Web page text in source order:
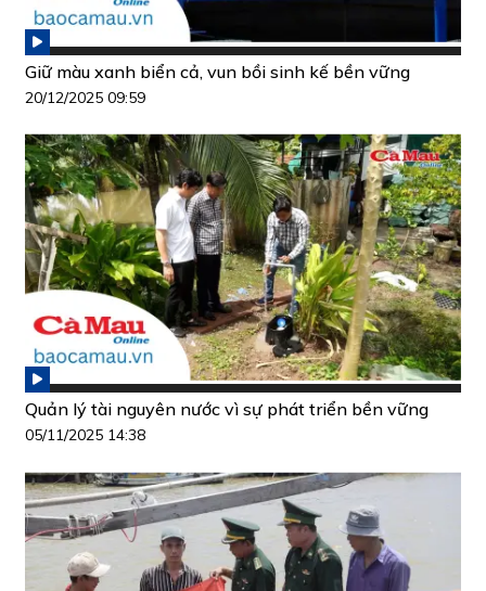
Giữ màu xanh biển cả, vun bồi sinh kế bền vững
20/12/2025 09:59
Quản lý tài nguyên nước vì sự phát triển bền vững
05/11/2025 14:38